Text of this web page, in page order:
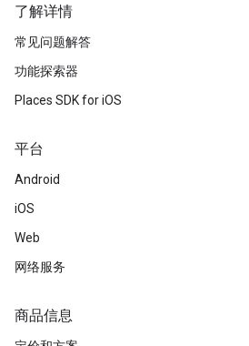
了解详情
常见问题解答
功能探索器
Places SDK for iOS
平台
Android
iOS
Web
网络服务
商品信息